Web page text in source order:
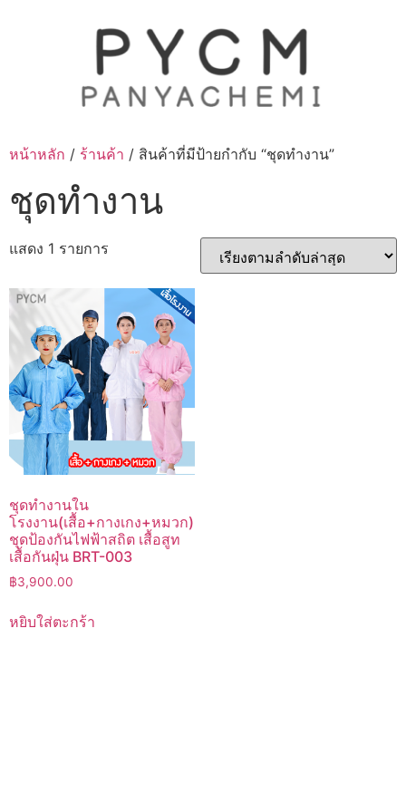
หน้าหลัก / ร้านค้า / สินค้าที่มีป้ายกำกับ “ชุดทำงาน”
ชุดทำงาน
แสดง 1 รายการ
ชุดทำงานใน
โรงงาน(เสื้อ+กางเกง+หมวก)
ชุดป้องกันไฟฟ้าสถิต เสื้อสูท
เสื้อกันฝุ่น BRT-003
฿3,900.00
หยิบใส่ตะกร้า